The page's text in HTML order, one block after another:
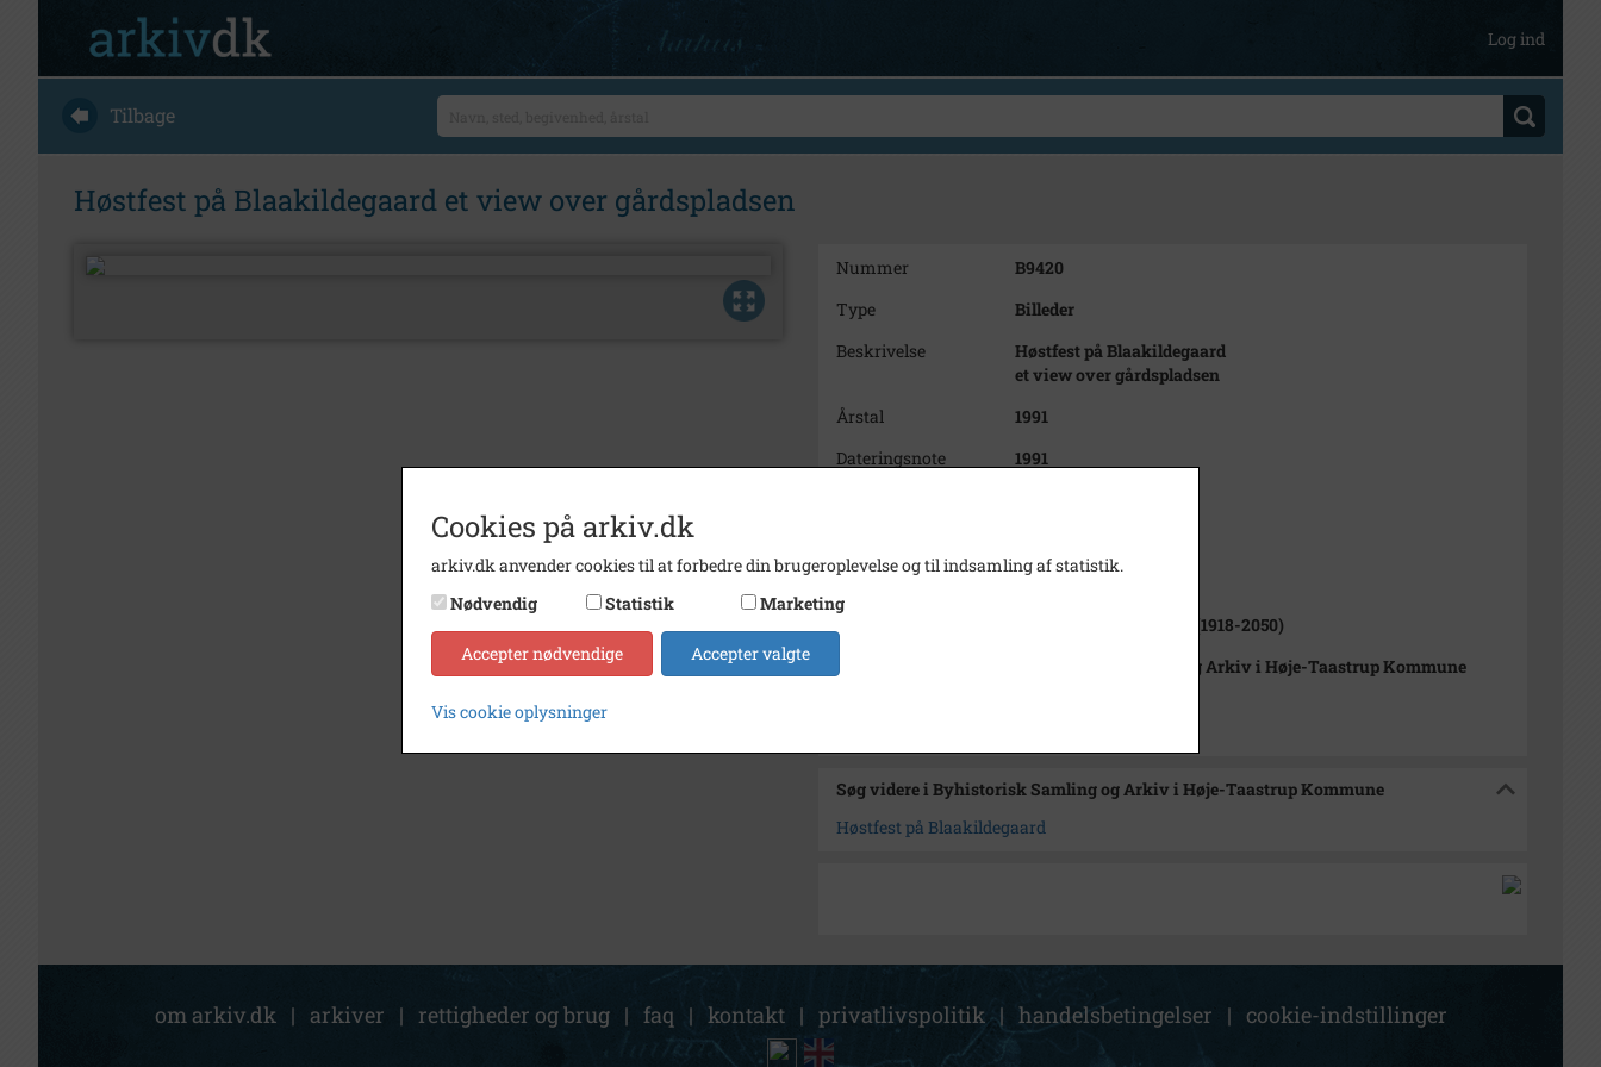
Log ind
Tilbage
Høstfest på Blaakildegaard et view over gårdspladsen
Nummer
B9420
Type
Billeder
Beskrivelse
Høstfest på Blaakildegaard
et view over gårdspladsen
Årstal
1991
Dateringsnote
1991
Type
Sogn (1000-2050)
Tåstrup Nykirke Sogn (1918-2050)
Byhistorisk Samling og Arkiv i Høje-Taastrup Kommune
Søg videre i Byhistorisk Samling og Arkiv i Høje-Taastrup Kommune
Høstfest på Blaakildegaard
om arkiv.dk | arkiver | rettigheder og brug | faq | kontakt | privatlivspolitik | handelsbetingelser | cookie-indstillinger
Cookies på arkiv.dk
arkiv.dk anvender cookies til at forbedre din brugeroplevelse og til indsamling af statistik.
Nødvendig
Statistik Marketing
Accepter nødvendige Accepter valgte
Vis cookie oplysninger